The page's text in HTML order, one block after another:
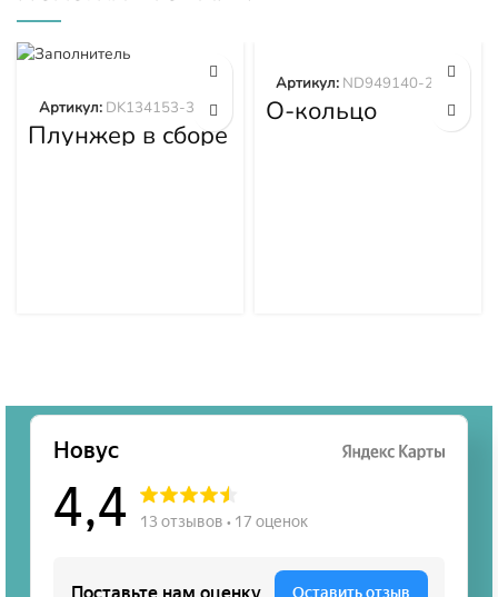
Плунжер в сборе
DK134153-3520
Артикул: DK134153-3520 О-кольцо
ND949140-2570
Артикул: ND949140-2570